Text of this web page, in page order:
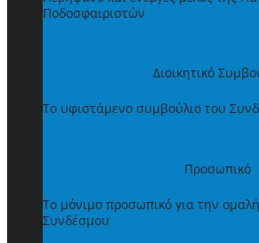
Ποδοσφαιριστών
Διοικητικό
Το υφιστάμενο συμβούλιο του
Προσωπικό
Το μόνιμο προσωπικό για την
Συνδέσμου